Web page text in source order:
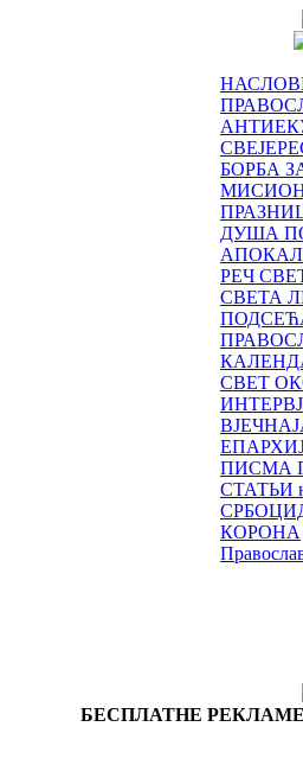
БОРБА
ДУША
РЕЧ
СВЕТА
СВЕТ
ПИСМА
СТАТЬИ
КОРОНА
БЕСПЛАТНЕ